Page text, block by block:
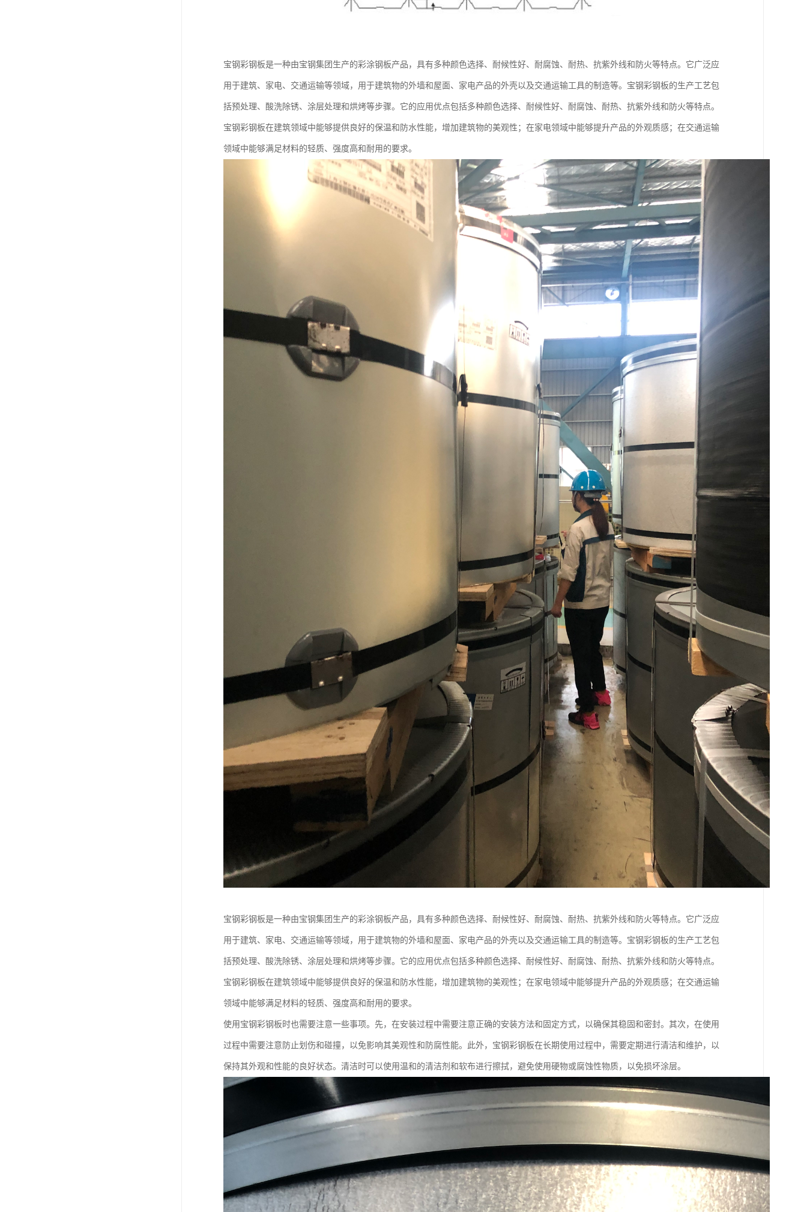
宝钢彩钢板是一种由宝钢集团生产的彩涂钢板产品，具有多种颜色选择、耐候性好、耐腐蚀、耐热、抗紫外线和防火等特点。它广泛应
用于建筑、家电、交通运输等领域，用于建筑物的外墙和屋面、家电产品的外壳以及交通运输工具的制造等。宝钢彩钢板的生产工艺包
括预处理、酸洗除锈、涂层处理和烘烤等步骤。它的应用优点包括多种颜色选择、耐候性好、耐腐蚀、耐热、抗紫外线和防火等特点。
宝钢彩钢板在建筑领域中能够提供良好的保温和防水性能，增加建筑物的美观性；在家电领域中能够提升产品的外观质感；在交通运输
领域中能够满足材料的轻质、强度高和耐用的要求。
宝钢彩钢板是一种由宝钢集团生产的彩涂钢板产品，具有多种颜色选择、耐候性好、耐腐蚀、耐热、抗紫外线和防火等特点。它广泛应
用于建筑、家电、交通运输等领域，用于建筑物的外墙和屋面、家电产品的外壳以及交通运输工具的制造等。宝钢彩钢板的生产工艺包
括预处理、酸洗除锈、涂层处理和烘烤等步骤。它的应用优点包括多种颜色选择、耐候性好、耐腐蚀、耐热、抗紫外线和防火等特点。
宝钢彩钢板在建筑领域中能够提供良好的保温和防水性能，增加建筑物的美观性；在家电领域中能够提升产品的外观质感；在交通运输
领域中能够满足材料的轻质、强度高和耐用的要求。
使用宝钢彩钢板时也需要注意一些事项。先，在安装过程中需要注意正确的安装方法和固定方式，以确保其稳固和密封。其次，在使用
过程中需要注意防止划伤和碰撞，以免影响其美观性和防腐性能。此外，宝钢彩钢板在长期使用过程中，需要定期进行清洁和维护，以
保持其外观和性能的良好状态。清洁时可以使用温和的清洁剂和软布进行擦拭，避免使用硬物或腐蚀性物质，以免损坏涂层。